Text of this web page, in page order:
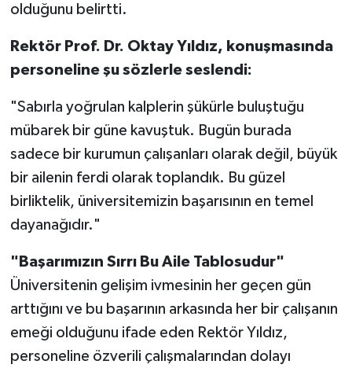
olduğunu belirtti.
Rektör Prof. Dr. Oktay Yıldız, konuşmasında
personeline şu sözlerle seslendi:
"Sabırla yoğrulan kalplerin şükürle buluştuğu
mübarek bir güne kavuştuk. Bugün burada
sadece bir kurumun çalışanları olarak değil, büyük
bir ailenin ferdi olarak toplandık. Bu güzel
birliktelik, üniversitemizin başarısının en temel
dayanağıdır."
"Başarımızın Sırrı Bu Aile Tablosudur"
Üniversitenin gelişim ivmesinin her geçen gün
arttığını ve bu başarının arkasında her bir çalışanın
emeği olduğunu ifade eden Rektör Yıldız,
personeline özverili çalışmalarından dolayı